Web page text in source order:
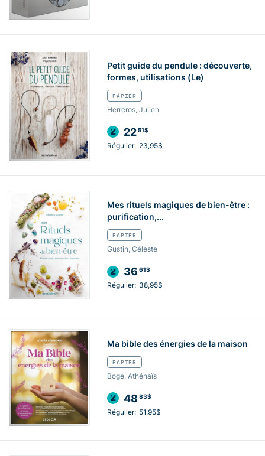
Petit guide du pendule : découverte,
formes, utilisations (Le)
PAPIER
Herreros, Julien
2251$
Régulier: 23,95$
Mes rituels magiques de bien-être :
purification,...
PAPIER
Gustin, Céleste
36 61$
Régulier: 38,95$
Ma bible des énergies de la maison
PAPIER
Boge, Athénaïs
48 83$
Régulier: 51,95$